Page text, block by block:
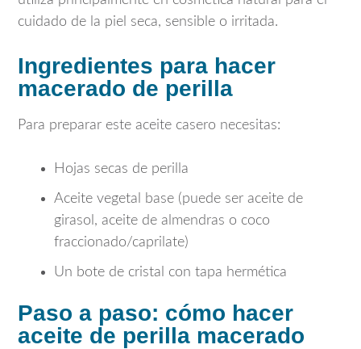
cuidado de la piel seca, sensible o irritada.
Ingredientes para hacer
macerado de perilla
Para preparar este aceite casero necesitas:
Hojas secas de perilla
Aceite vegetal base (puede ser aceite de
girasol, aceite de almendras o coco
fraccionado/caprilate)
Un bote de cristal con tapa hermética
Paso a paso: cómo hacer
aceite de perilla macerado